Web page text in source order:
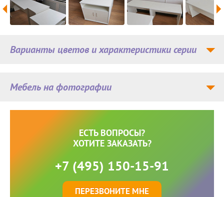
Мебель на фотографии
Варианты цветов и характеристики серии
ЕСТЬ ВОПРОСЫ?
ХОТИТЕ ЗАКАЗАТЬ?
+7 (495) 150-15-91
ПЕРЕЗВОНИТЕ МНЕ